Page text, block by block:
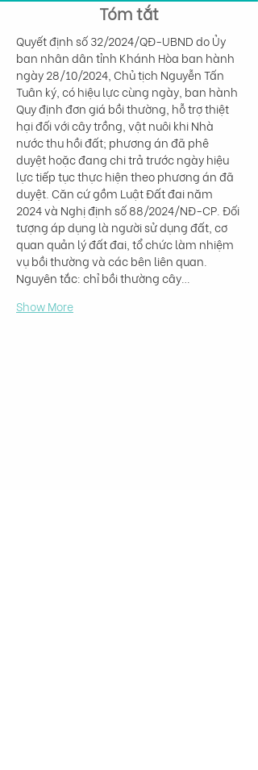
Tóm tắt
Quyết định số 32/2024/QĐ-UBND do Ủy
ban nhân dân tỉnh Khánh Hòa ban hành
ngày 28/10/2024, Chủ tịch Nguyễn Tấn
Tuân ký, có hiệu lực cùng ngày, ban hành
Quy định đơn giá bồi thường, hỗ trợ thiệt
hại đối với cây trồng, vật nuôi khi Nhà
nước thu hồi đất; phương án đã phê
duyệt hoặc đang chi trả trước ngày hiệu
lực tiếp tục thực hiện theo phương án đã
duyệt. Căn cứ gồm Luật Đất đai năm
2024 và Nghị định số 88/2024/NĐ-CP. Đối
tượng áp dụng là người sử dụng đất, cơ
quan quản lý đất đai, tổ chức làm nhiệm
vụ bồi thường và các bên liên quan.
Nguyên tắc: chỉ bồi thường cây…
Show More